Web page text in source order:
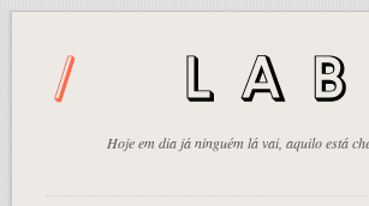
Hoje em dia já ninguém lá vai, aquilo está